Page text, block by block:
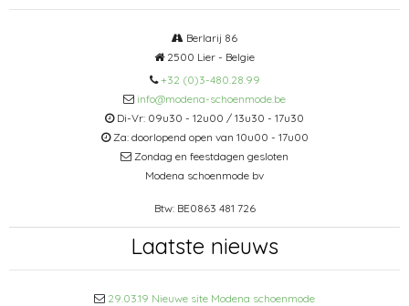
Berlarij 86
2500 Lier - Belgie
+32 (0)3-480.28.99
info@modena-schoenmode.be
Di-Vr: 09u30 - 12u00 / 13u30 - 17u30
Za: doorlopend open van 10u00 - 17u00
Zondag en feestdagen gesloten
Modena schoenmode bv
Btw: BE0863 481 726
Laatste nieuws
29.03.19 Nieuwe site Modena schoenmode